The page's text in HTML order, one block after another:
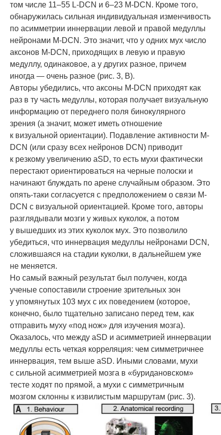
том числе 11–55 L-DCN и 6–23 M-DCN. Кроме того,
обнаружилась сильная индивидуальная изменчивость
по асимметрии иннервации левой и правой медуллы
нейронами M-DCN. Это значит, что у одних мух число
аксонов M-DCN, приходящих в левую и правую
медуллу, одинаковое, а у других разное, причем
иногда — очень разное (рис. 3, B).
Авторы убедились, что аксоны M-DCN приходят как
раз в ту часть медуллы, которая получает визуальную
информацию от переднего поля бинокулярного
зрения (а значит, может иметь отношение
к визуальной ориентации). Подавление активности M-
DCN (или сразу всех нейронов DCN) приводит
к резкому увеличению aSD, то есть мухи фактически
перестают ориентироваться на черные полоски и
начинают блуждать по арене случайным образом. Это
опять-таки согласуется с предположением о связи M-
DCN с визуальной ориентацией. Кроме того, авторы
разглядывали мозги у живых куколок, а потом
у вышедших из этих куколок мух. Это позволило
убедиться, что иннервация медуллы нейронами DCN,
сложившаяся на стадии куколки, в дальнейшем уже
не меняется.
Но самый важный результат был получен, когда
ученые сопоставили строение зрительных зон
у упомянутых 103 мух с их поведением (которое,
конечно, было тщательно записано перед тем, как
отправить муху «под нож» для изучения мозга).
Оказалось, что между aSD и асимметрией иннервации
медуллы есть четкая корреляция: чем симметричнее
иннервация, тем выше aSD. Иными словами, мухи
с сильной асимметрией мозга в «буридановском»
тесте ходят по прямой, а мухи с симметричным
мозгом склонны к извилистым маршрутам (рис. 3).